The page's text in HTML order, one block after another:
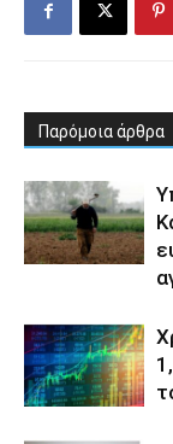
Παρόμοια άρθρα